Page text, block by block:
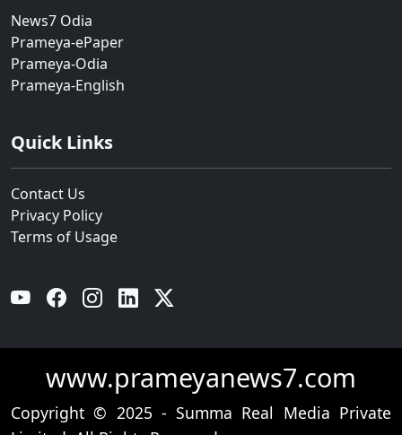
News7 Odia
Prameya-ePaper
Prameya-Odia
Prameya-English
Quick Links
Contact Us
Privacy Policy
Terms of Usage
YouTube Facebook Instagram Linkedin
www.prameyanews7.com
Copyright © 2025 - Summa Real Media Private